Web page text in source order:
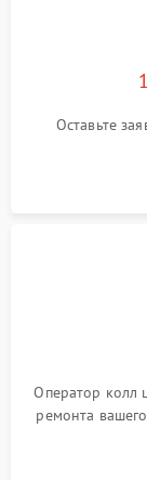
Оставьте
Оператор колл
ремонта